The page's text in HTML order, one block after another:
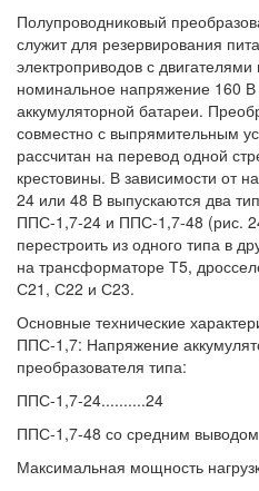
Полупроводниковый
служит для резервирования
электроприводов с двигателями
номинальное напряжение 160 В
аккумуляторной батареи.
совместно с выпрямительным
рассчитан на перевод одной
крестовины. В зависимости от
24 или 48 В выпускаются два
ППС-1,7-24 и ППС-1,7-48 (рис.
перестроить из одного типа в
на трансформаторе Т5,
С21, С22 и С23.
Основные технические
ППС-1,7: Напряжение
преобразователя типа:
ППС-1,7-24..........24
ППС-1,7-48 со средним
Максимальная мощность